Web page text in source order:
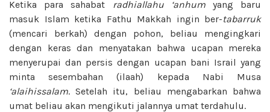
Ketika para sahabat radhiallahu ‘anhumyang baru
masuk Islam ketika Fathu Makkah ingin ber-tabarruk
(mencari berkah) dengan pohon, beliau mengingkari
dengan keras dan menyatakan bahwa ucapan mereka
menyerupai dan persis dengan ucapan bani Israil yang
minta sesembahan (ilaah) kepada Nabi Musa
‘alaihissalam. Setelah itu, beliau mengabarkan bahwa
umat beliau akan mengikuti jalannya umat terdahulu.